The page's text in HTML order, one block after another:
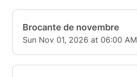
Brocante de novembre
Sun Nov 01, 2026 at 06:00 AM